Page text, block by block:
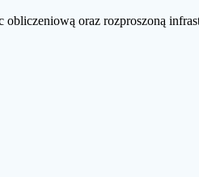
oraz rozproszoną